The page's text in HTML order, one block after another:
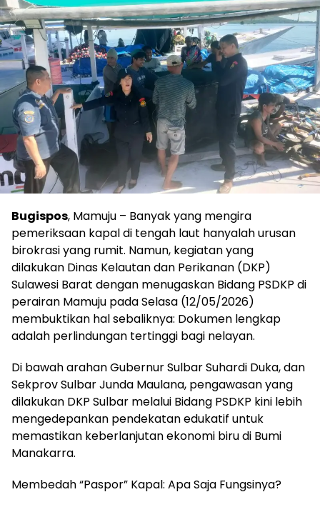
Bugispos, Mamuju – Banyak yang mengira
pemeriksaan kapal di tengah laut hanyalah urusan
birokrasi yang rumit. Namun, kegiatan yang
dilakukan Dinas Kelautan dan Perikanan (DKP)
Sulawesi Barat dengan menugaskan Bidang PSDKP di
perairan Mamuju pada Selasa (12/05/2026)
membuktikan hal sebaliknya: Dokumen lengkap
adalah perlindungan tertinggi bagi nelayan.
Di bawah arahan Gubernur Sulbar Suhardi Duka, dan
Sekprov Sulbar Junda Maulana, pengawasan yang
dilakukan DKP Sulbar melalui Bidang PSDKP kini lebih
mengedepankan pendekatan edukatif untuk
memastikan keberlanjutan ekonomi biru di Bumi
Manakarra.
Membedah “Paspor” Kapal: Apa Saja Fungsinya?